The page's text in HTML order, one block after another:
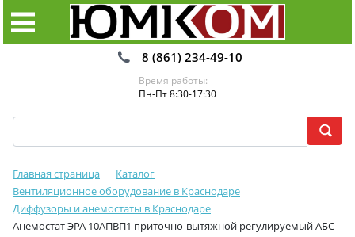
8 (861) 234-49-10
Время работы:
Пн-Пт 8:30-17:30
Главная страница
Каталог
Вентиляционное оборудование в Краснодаре
Диффузоры и анемостаты в Краснодаре
Анемостат ЭРА 10АПВП1 приточно-вытяжной регулируемый АБС